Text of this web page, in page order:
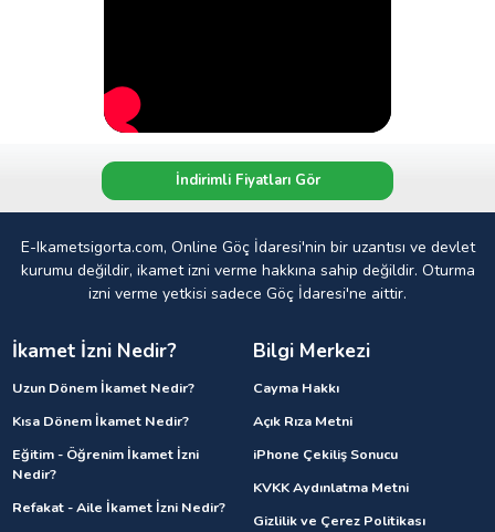
İndirimli Fiyatları Gör
E-Ikametsigorta.com, Online Göç İdaresi'nin bir uzantısı ve devlet
kurumu değildir, ikamet izni verme hakkına sahip değildir. Oturma
izni verme yetkisi sadece Göç İdaresi'ne aittir.
İkamet İzni Nedir?
Uzun Dönem İkamet Nedir?
Kısa Dönem İkamet Nedir?
Eğitim - Öğrenim İkamet İzni
Nedir?
Refakat - Aile İkamet İzni Nedir?
Bilgi Merkezi
Cayma Hakkı
Açık Rıza Metni
iPhone Çekiliş Sonucu
KVKK Aydınlatma Metni
Gizlilik ve Çerez Politikası